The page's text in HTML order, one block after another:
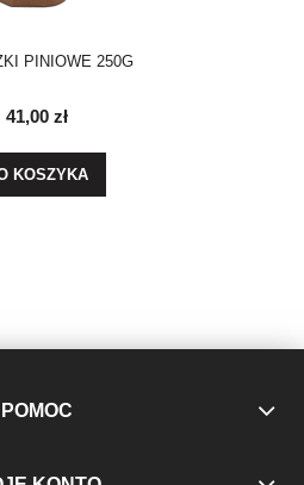
PINIOWE 250G
41,00 zł
KOSZYKA
POMOC